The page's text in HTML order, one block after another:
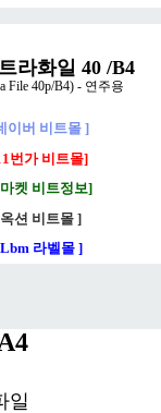
라화일 40 /B4
File 40p/B4) - 연주용
이버 비트몰 ]
번가 비트몰]
켓 비트정보]
션 비트몰 ]
라벨몰 ]
일